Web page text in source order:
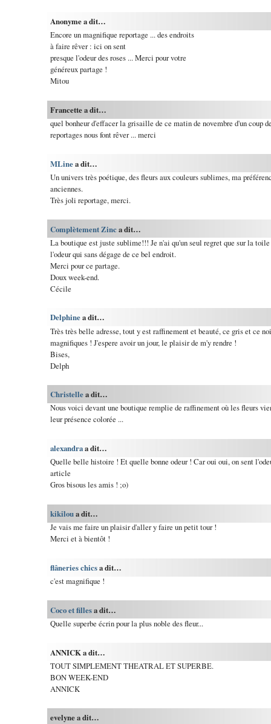
Anonyme a dit…
Encore un magnifique reportage ... des endroits
à faire rêver : ici on sent
presque l'odeur des roses ... Merci pour votre
généreux partage !
Mitou
Francette a dit…
quel bonheur d'effacer la grisaille de ce matin de novembre d'un coup
reportages nous font rêver ... merci
MLinea dit…
Un univers très poétique, des fleurs aux couleurs sublimes, ma
anciennes.
Très joli reportage, merci.
Complètement Zinca dit…
La boutique est juste sublime!!! Je n'ai qu'un seul regret que sur la toile
l'odeur qui sans dégage de ce bel endroit.
Merci pour ce partage.
Doux week-end.
Cécile
Delphinea dit…
Très très belle adresse, tout y est raffinement et beauté, ce gris et ce
magnifiques ! J'espere avoir un jour, le plaisir de m'y rendre !
Bises,
Delph
Christellea dit…
Nous voici devant une boutique remplie de raffinement où les fleurs
leur présence colorée ...
alexandraa dit…
Quelle belle histoire ! Et quelle bonne odeur ! Car oui oui, on sent
article
Gros bisous les amis ! ;o)
kikiloua dit…
Je vais me faire un plaisir d'aller y faire un petit tour !
Merci et à bientôt !
flâneries chicsa dit…
c'est magnifique !
Coco et fillesa dit…
Quelle superbe écrin pour la plus noble des fleur...
ANNICK a dit…
TOUT SIMPLEMENT THEATRAL ET SUPERBE.
BON WEEK-END
ANNICK
evelyne a dit…